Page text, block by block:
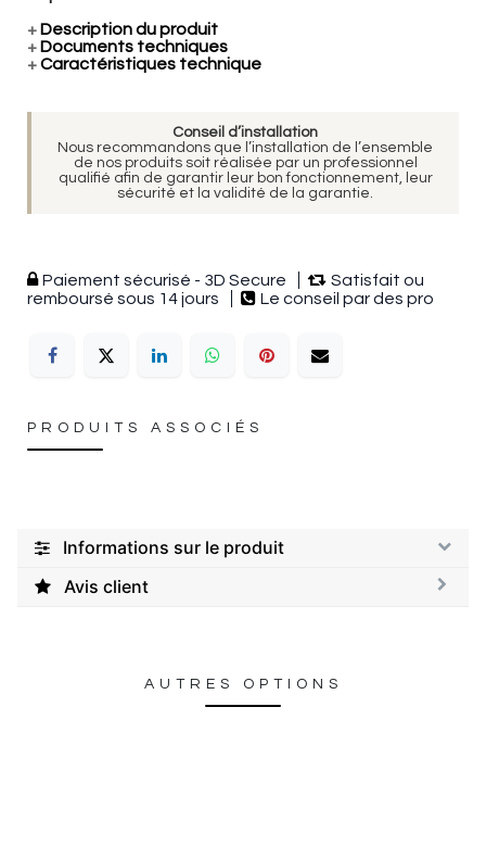
+ Description du produit
+ Documents techniques
+Caractéristiques technique
Conseil d’installation
Nous recommandons que l’installation de l’ensemble
de nos produits soit réalisée par un professionnel
qualifié afin de garantir leur bon fonctionnement, leur
sécurité et la validité de la garantie.
Paiement sécurisé - 3D Secure
Satisfait ou
remboursé sous 14 jours
Le conseil par des pro
PRODUITS ASSOCIÉS
Informations sur le produit
Avis client
AUTRES OPTIONS